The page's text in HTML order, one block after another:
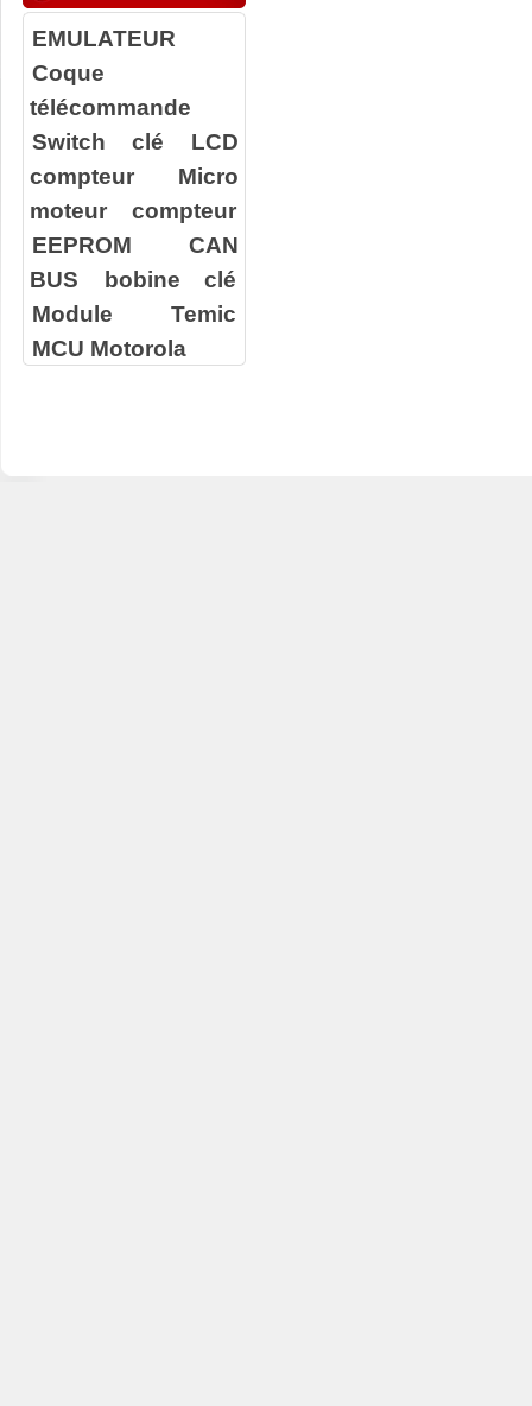
EMULATEUR
Coque
télécommande
Switch clé
LCD
compteur
Micro
moteur compteur
EEPROM
CAN
BUS
bobine clé
Module Temic
MCU Motorola